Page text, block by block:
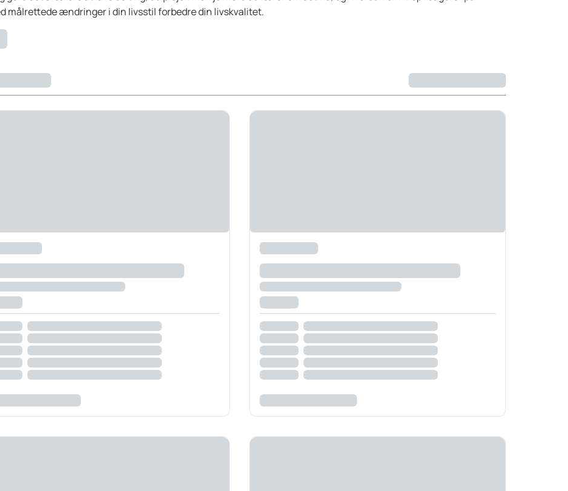
målrettede ændringer i din livsstil forbedre din livskvalitet.